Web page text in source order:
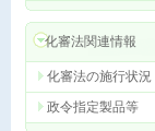
化審法関連情報
化審法の施行状況
政令指定製品等